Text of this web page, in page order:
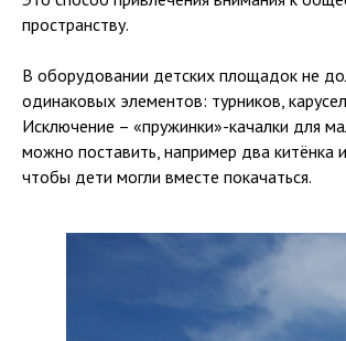
пространству.
В оборудовании детских площадок не
одинаковых элементов: турников,
Исключение – «пружинки»-качалки для
можно поставить, например два китёнка
чтобы дети могли вместе покачаться.